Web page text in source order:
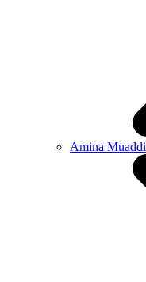
Amina Muaddi